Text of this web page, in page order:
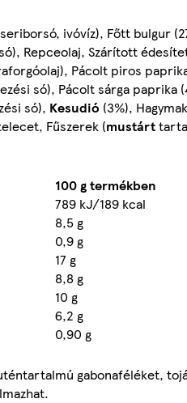
ivóvíz), Főtt bulgur
Repceolaj, Szárított
Pácolt piros
só), Pácolt sárga paprika
só), Kesudió (3%),
Fűszerek (mustárt
100 g termékben
789 kJ/189 kcal
8,5 g
0,9 g
17 g
8,8 g
10 g
6,2 g
0,90 g
gabonaféléket,